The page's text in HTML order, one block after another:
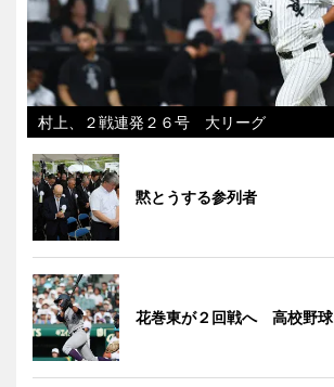
村上、２戦連発２６号 大リーグ
黙とうする参列者
花巻東が２回戦へ 高校野球